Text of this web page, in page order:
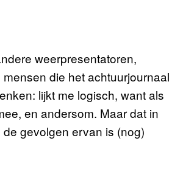
weerpresentatoren,
die het achtuurjournaal
lijkt me logisch, want als
en andersom. Maar dat in
gevolgen ervan is (nog)